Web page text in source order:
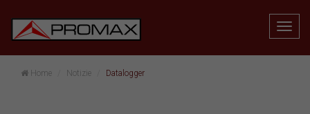
Home Notizie Datalogger